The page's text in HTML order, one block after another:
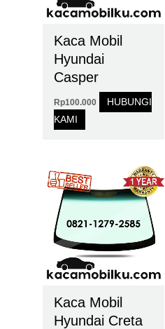
Kaca Mobil
Hyundai
Casper
Rp100.000
HUBUNGI
KAMI
Kaca Mobil
Hyundai Creta